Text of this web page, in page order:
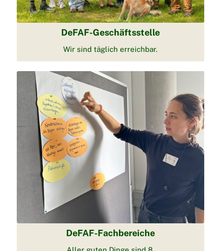
DeFAF-Geschäftsstelle
Wir sind täglich erreichbar.
DeFAF-Fachbereiche